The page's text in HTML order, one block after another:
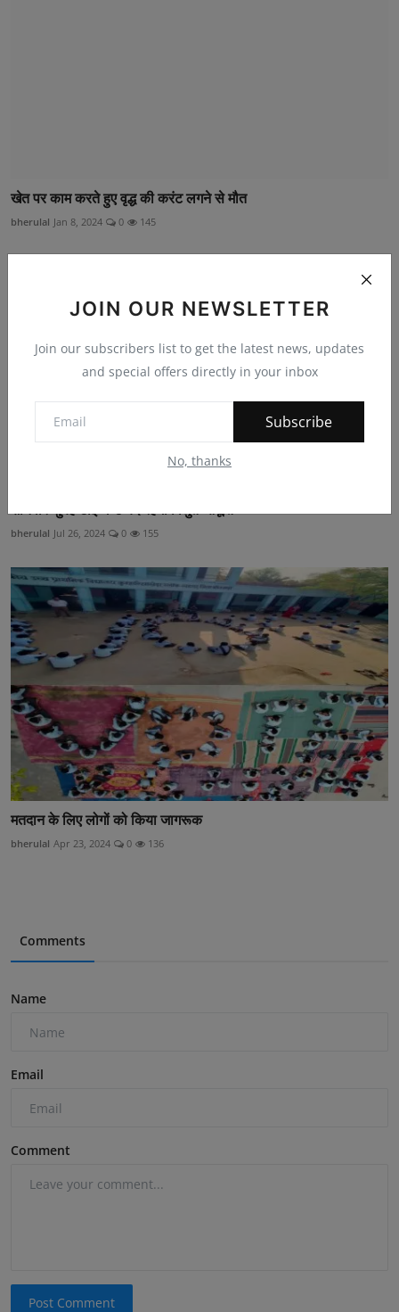
JOIN OUR NEWSLETTER
Join our subscribers list to get the latest news, updates
and special offers directly in your inbox
Subscribe
No, thanks
खेत पर काम करते हुए वृद्ध की करंट लगने से मौत
bherulal Jan 8, 2024 0 145
bherulal Jul 26, 2024 0 155
मतदान के लिए लोगों को किया जागरूक
bherulal Apr 23, 2024 0 136
Comments
Name
Email
Comment
Post Comment